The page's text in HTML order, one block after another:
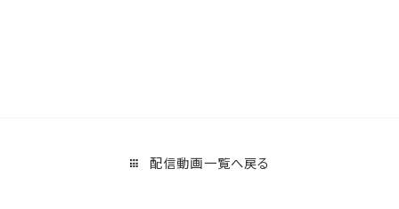
配信動画一覧へ戻る